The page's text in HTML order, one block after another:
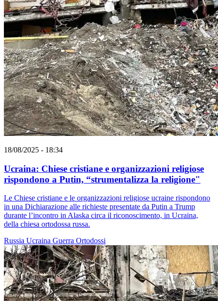
18/08/2025 - 18:34
Ucraina: Chiese cristiane e organizzazioni religiose
rispondono a Putin, “strumentalizza la religione"
Le Chiese cristiane e le organizzazioni religiose ucraine rispondono
in una Dichiarazione alle richieste presentate da Putin a Trump
durante l’incontro in Alaska circa il riconoscimento, in Ucraina,
della chiesa ortodossa russa.
Russia Ucraina Guerra Ortodossi